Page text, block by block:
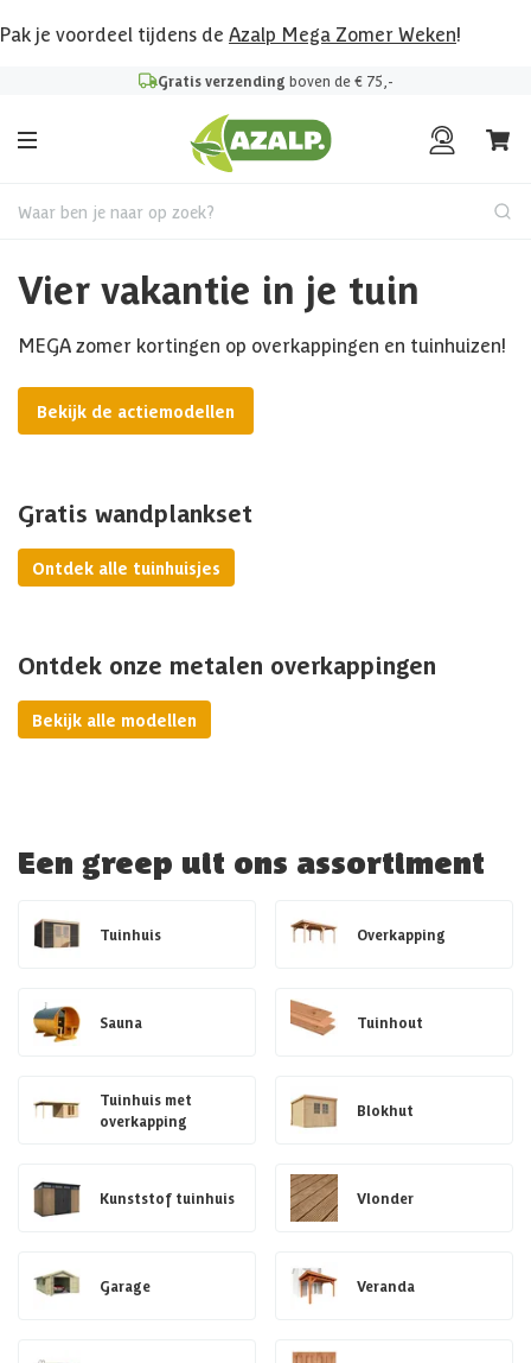
Pak je voordeel tijdens de Azalp Mega Zomer Weken!
Gratis verzending boven de € 75,-
Waar ben je naar op zoek?
Vier vakantie in je tuin
MEGA zomer kortingen op overkappingen en tuinhuizen!
Bekijk de actiemodellen
Gratis wandplankset
Ontdek alle tuinhuisjes
Ontdek onze metalen overkappingen
Bekijk alle modellen
Een greep uit ons assortiment
Tuinhuis Overkapping
Sauna Tuinhout
Tuinhuis met
overkapping
Blokhut
Kunststof tuinhuis Vlonder
Garage Veranda